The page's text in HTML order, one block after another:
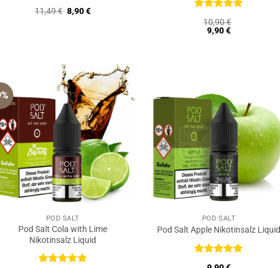
Bewertet
mit5von
11,49€ Ursprünglicher
8,90€Aktueller
Bewertet
mit5von
10,90€
9,90€
POD SALT
Pod Salt Cola with Lime
Nikotinsalz Liquid
POD SALT
Pod Salt Apple Nikotinsalz Liquid
Bewertet